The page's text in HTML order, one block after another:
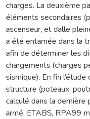
charges. La deuxième
éléments secondaires
ascenseur, et dalle
a été entamée dans la
afin de déterminer les
chargements (charges
sismique). En fin
structure (poteaux,
calculé dans la
armé, ETABS, RPA99